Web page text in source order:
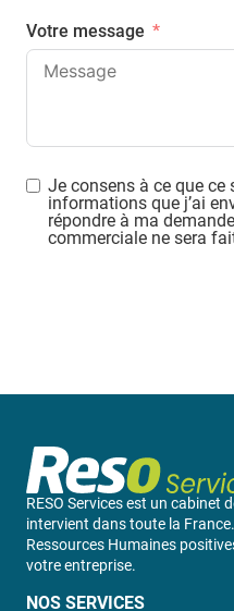
Votre message
Je consens à ce que ce
informations que j’ai
répondre à ma
commerciale ne sera
RESO Services est un cabinet
intervient dans toute la
Ressources Humaines
votre entreprise.
NOS SERVICES